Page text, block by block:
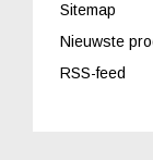
Sitemap
Nieuwste
RSS-feed